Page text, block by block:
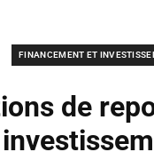
FINANCEMENT ET
de